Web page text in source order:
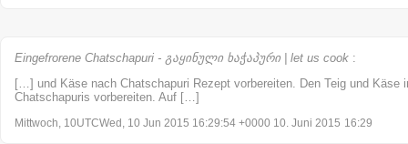
Eingefrorene Chatschapuri - გაყინული ხაჭაპური | let us cook :
[…] und Käse nach Chatschapuri Rezept vorbereiten. Den Teig und Käse
Chatschapuris vorbereiten. Auf […]
Mittwoch, 10UTCWed, 10 Jun 2015 16:29:54 +0000 10. Juni 2015 16:29